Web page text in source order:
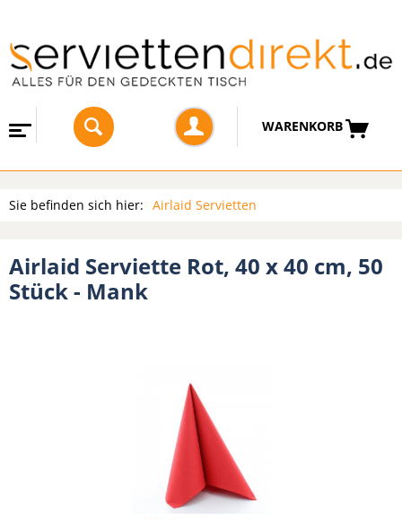
WARENKORB
Sie befinden sich hier: Airlaid Servietten
Airlaid Serviette Rot, 40 x 40 cm, 50
Stück - Mank